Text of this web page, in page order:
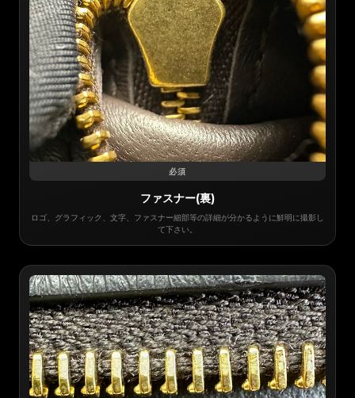
必須
ファスナー(裏)
ロゴ、グラフィック、文字、ファスナー細部等の詳細が分かるように鮮明に撮影し
て下さい。